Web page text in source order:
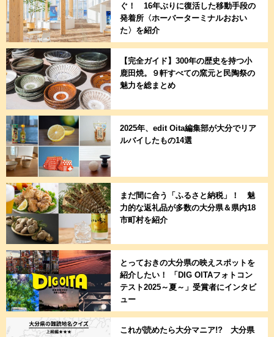
ぐ！ 16年ぶりに復活した移動手段の
発着所〈ホーバーターミナルおおい
た〉を紹介
【完全ガイド】300年の歴史を持つ小
鹿田焼。９軒すべての窯元と民陶祭の
魅力を総まとめ
2025年、edit Oita編集部が大分でリア
ルバイしたもの14選
まだ間に合う「ふるさと納税」！ 魅
力的な返礼品が多数の大分県＆県内18
市町村を紹介
とっておきの大分県の映えスポットを
紹介したい！ 「DIG OITAフォトコン
テスト2025～夏～」受賞者にインタビ
ュー
これが読めたら大分マニア!? 大分県